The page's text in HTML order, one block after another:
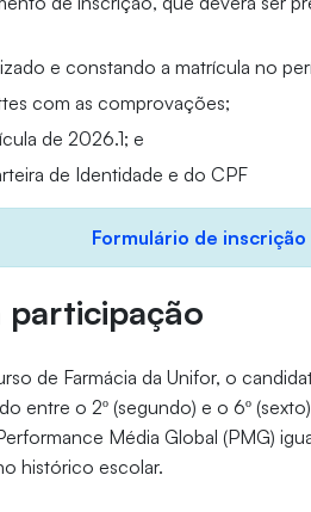
e constando a matrícula no
com as comprovações;
de 2026.1; e
de Identidade e do CPF
Formulário de inscrição
participação
de Farmácia da Unifor, o
entre o 2º (segundo) e o 6º
Média Global (PMG)
histórico escolar.